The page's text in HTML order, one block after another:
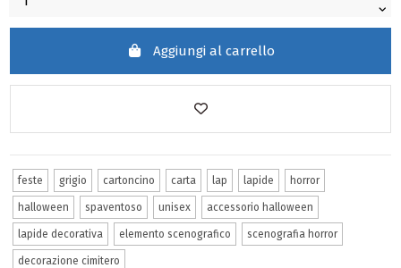
Aggiungi al carrello
feste grigio cartoncino carta lap lapide horror
halloween spaventoso unisex accessorio halloween
lapide decorativa elemento scenografico scenografia horror
decorazione cimitero